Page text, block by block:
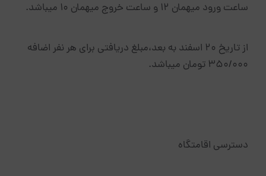
ساعت ورود میهمان 12 و ساعت خروج میهمان 10 میباشد.
از تاریخ 20 اسفند به بعد،مبلغ دریافتی برای هر نفر اضافه
350/000 تومان میباشد.
دسترسی اقامتگاه